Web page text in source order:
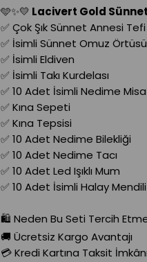
🩵✨💛 Lacivert Gold
✅ Çok Şık Sünnet Annesi Tefi
✅ İsimli Sünnet Omuz Örtüsü
✅ İsimli Eldiven
✅ İsimli Takı Kurdelası
✅ 10 Adet İsimli Nedime
✅ Kına Sepeti
✅ Kına Tepsisi
✅ 10 Adet Nedime Bilekliği
✅ 10 Adet Nedime Tacı
✅ 10 Adet Led Işıklı Mum
✅ 10 Adet İsimli Halay Mendili
🛍️ Neden Bu Seti Tercih
🚚 Ücretsiz Kargo Avantajı
💳 Kredi Kartına Taksit